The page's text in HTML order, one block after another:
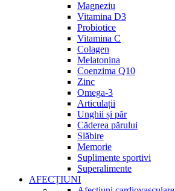
Magneziu
Vitamina D3
Probiotice
Vitamina C
Colagen
Melatonina
Coenzima Q10
Zinc
Omega-3
Articulații
Unghii și păr
Căderea părului
Slăbire
Memorie
Suplimente sportivi
Superalimente
AFECȚIUNI